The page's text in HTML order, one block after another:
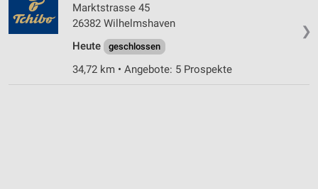
❯
Marktstrasse 45
26382 Wilhelmshaven
Heute
geschlossen
34,72 km • Angebote: 5 Prospekte